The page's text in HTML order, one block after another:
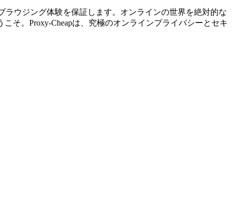
ラウジング体験を保証します。オンラインの世界を絶対的な
そ。Proxy-Cheapは、究極のオンラインプライバシーとセキ